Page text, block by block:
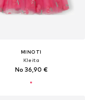
MINOTI
Kleita
No 36,90 €